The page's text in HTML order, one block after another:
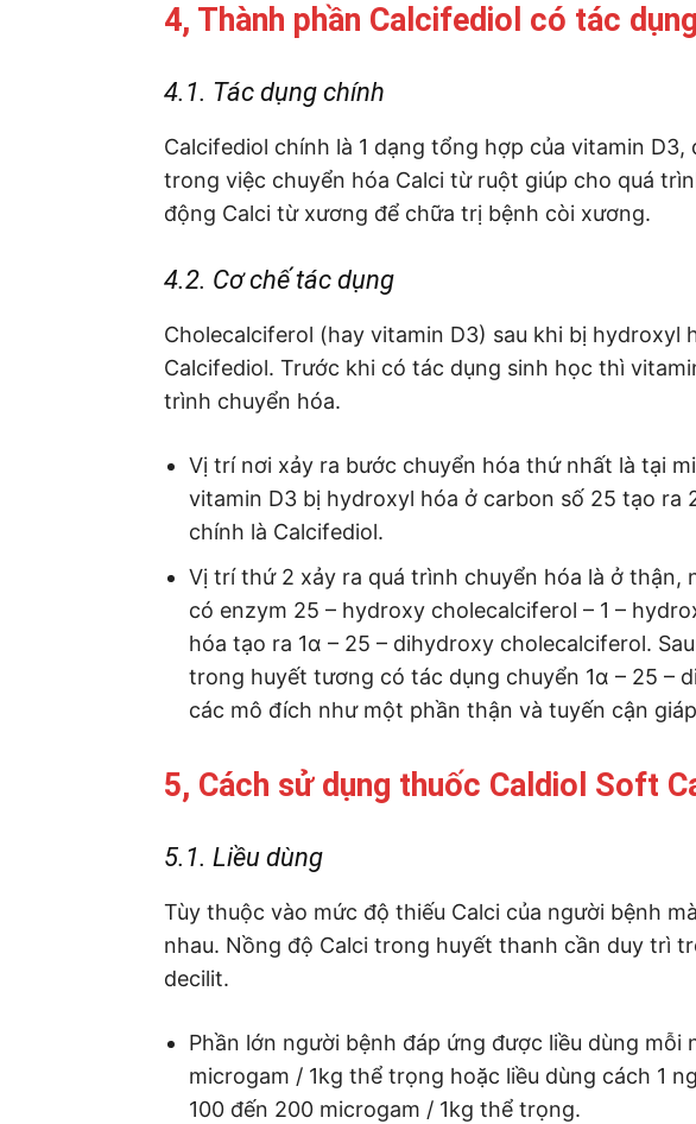
4, Thành phần Calcifediol có tác
4.1. Tác dụng chính
Calcifediol chính là 1 dạng tổng hợp của vitamin
trong việc chuyển hóa Calci từ ruột giúp cho quá
động Calci từ xương để chữa trị bệnh còi xương.
4.2. Cơ chế tác dụng
Cholecalciferol (hay vitamin D3) sau khi bị hydroxyl
Calcifediol. Trước khi có tác dụng sinh học thì
trình chuyển hóa.
Vị trí nơi xảy ra bước chuyển hóa thứ nhất là tại
vitamin D3 bị hydroxyl hóa ở carbon số 25 tạo ra
chính là Calcifediol.
Vị trí thứ 2 xảy ra quá trình chuyển hóa là ở
có enzym 25 – hydroxy cholecalciferol – 1 –
hóa tạo ra 1α – 25 – dihydroxy cholecalciferol.
trong huyết tương có tác dụng chuyển 1α – 25 –
các mô đích như một phần thận và tuyến cận
5, Cách sử dụng thuốc Caldiol Soft
5.1. Liều dùng
Tùy thuộc vào mức độ thiếu Calci của người bệnh
nhau. Nồng độ Calci trong huyết thanh cần duy trì
decilit.
Phần lớn người bệnh đáp ứng được liều dùng mỗi
microgam / 1kg thể trọng hoặc liều dùng cách 1
100 đến 200 microgam / 1kg thể trọng.